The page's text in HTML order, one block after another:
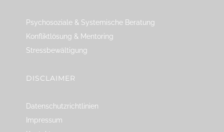
Psychosoziale & Systemische Beratung
Konfliktlösung & Mentoring
Stressbewältigung
DISCLAIMER
Datenschutzrichtlinien
Impressum